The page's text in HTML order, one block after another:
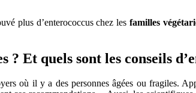
plus d’enterococcus chez les familles
Et quels sont les conseils
où il y a des personnes âgées ou fragiles.